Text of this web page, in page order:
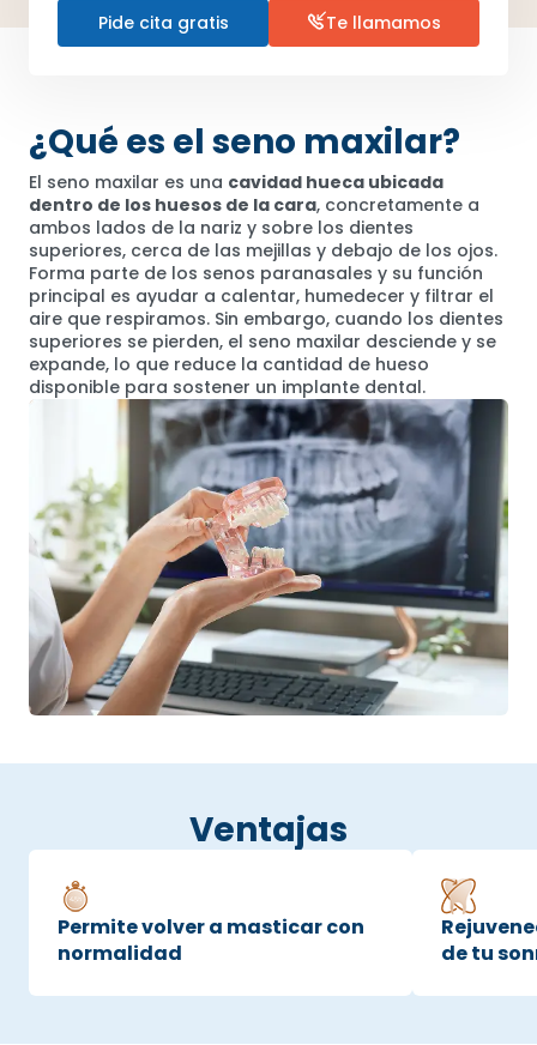
Pide cita gratis Te llamamos
¿Qué es el seno maxilar?
El seno maxilar es una cavidad hueca ubicada
dentro de los huesos de la cara, concretamente a
ambos lados de la nariz y sobre los dientes
superiores, cerca de las mejillas y debajo de los ojos.
Forma parte de los senos paranasales y su función
principal es ayudar a calentar, humedecer y filtrar el
aire que respiramos. Sin embargo, cuando los dientes
superiores se pierden, el seno maxilar desciende y se
expande, lo que reduce la cantidad de hueso
disponible para sostener un implante dental.
Ventajas
Permite volver a masticar con
normalidad
de tu